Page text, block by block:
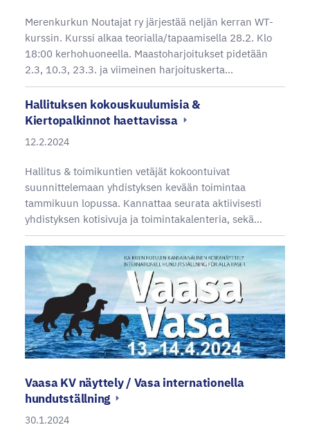
Merenkurkun Noutajat ry järjestää neljän kerran WT-
kurssin. Kurssi alkaa teorialla/tapaamisella 28.2. Klo
18:00 kerhohuoneella. Maastoharjoitukset pidetään
2.3, 10.3, 23.3. ja viimeinen harjoituskerta…
Hallituksen kokouskuulumisia &
Kiertopalkinnot haettavissa
12.2.2024
Hallitus & toimikuntien vetäjät kokoontuivat
suunnittelemaan yhdistyksen kevään toimintaa
tammikuun lopussa. Kannattaa seurata aktiivisesti
yhdistyksen kotisivuja ja toimintakalenteria, sekä…
Vaasa KV näyttely / Vasa internationella
hundutställning
30.1.2024